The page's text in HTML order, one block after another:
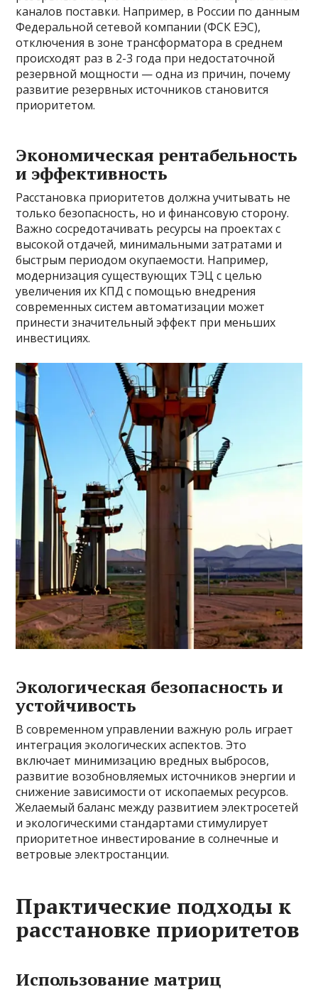
каналов поставки. Например, в России по данным
Федеральной сетевой компании (ФСК ЕЭС),
отключения в зоне трансформатора в среднем
происходят раз в 2-3 года при недостаточной
резервной мощности — одна из причин, почему
развитие резервных источников становится
приоритетом.
Экономическая рентабельность
и эффективность
Расстановка приоритетов должна учитывать не
только безопасность, но и финансовую сторону.
Важно сосредотачивать ресурсы на проектах с
высокой отдачей, минимальными затратами и
быстрым периодом окупаемости. Например,
модернизация существующих ТЭЦ с целью
увеличения их КПД с помощью внедрения
современных систем автоматизации может
принести значительный эффект при меньших
инвестициях.
Экологическая безопасность и
устойчивость
В современном управлении важную роль играет
интеграция экологических аспектов. Это
включает минимизацию вредных выбросов,
развитие возобновляемых источников энергии и
снижение зависимости от ископаемых ресурсов.
Желаемый баланс между развитием электросетей
и экологическими стандартами стимулирует
приоритетное инвестирование в солнечные и
ветровые электростанции.
Практические подходы к
расстановке приоритетов
Использование матриц